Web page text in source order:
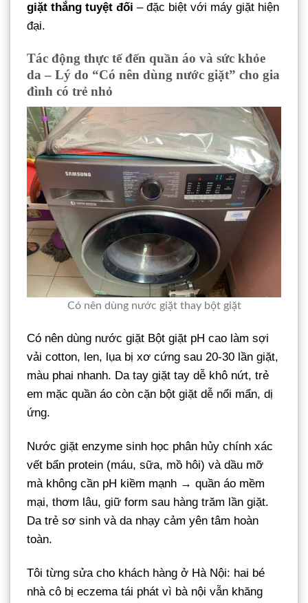
giặt thắng tuyệt đối – đặc biệt với máy giặt hiện
đại.
Tác động thực tế đến quần áo và sức khỏe
da – Lý do “Có nên dùng nước giặt” cho gia
đình có trẻ nhỏ
Có nên dùng nước giặt thay bột giặt
Có nên dùng nước giặt Bột giặt pH cao làm sợi
vải cotton, len, lụa bị xơ cứng sau 20-30 lần giặt,
màu phai nhanh. Da tay giặt tay dễ khô nứt, trẻ
em mặc quần áo còn cặn bột giặt dễ nổi mẩn, dị
ứng.
Nước giặt enzyme sinh học phân hủy chính xác
vết bẩn protein (máu, sữa, mồ hôi) và dầu mỡ
mà không cần pH kiềm mạnh → quần áo mềm
mại, thơm lâu, giữ form sau hàng trăm lần giặt.
Da trẻ sơ sinh và da nhạy cảm yên tâm hoàn
toàn.
Tôi từng sửa cho khách hàng ở Hà Nội: hai bé
nhà cô bị eczema tái phát vì bà nội vẫn khăng